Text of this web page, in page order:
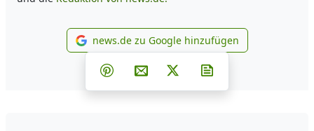
news.de zu Google
news.de zu Google hinzufügen
Teilen auf Facebook
Teilen auf Whatsapp
Teilen auf Telegram
Teilen auf Pinterest
Per E-Mail teilen
Post auf X